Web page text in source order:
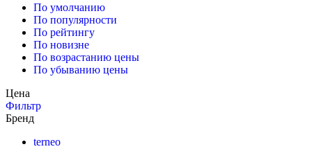
По умолчанию
По популярности
По рейтингу
По новизне
По возрастанию цены
По убыванию цены
Цена
Фильтр
Бренд
terneo